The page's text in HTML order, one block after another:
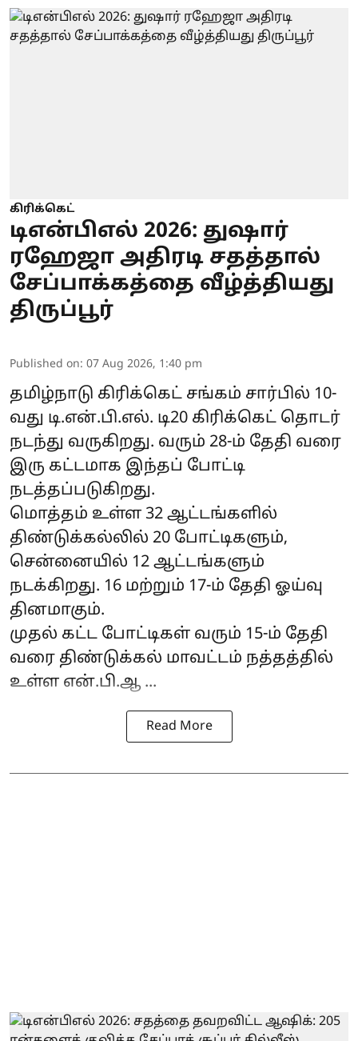
கிரிக்கெட்
டிஎன்பிஎல் 2026: துஷார்
ரஹேஜா அதிரடி சதத்தால்
சேப்பாக்கத்தை வீழ்த்தியது
திருப்பூர்
Published on: 07 Aug 2026, 1:40 pm
தமிழ்நாடு கிரிக்கெட் சங்கம் சார்பில் 10-
வது டி.என்.பி.எல். டி20 கிரிக்கெட் தொடர்
நடந்து வருகிறது. வரும் 28-ம் தேதி வரை
இரு கட்டமாக இந்தப் போட்டி
நடத்தப்படுகிறது.
மொத்தம் உள்ள 32 ஆட்டங்களில்
திண்டுக்கல்லில் 20 போட்டிகளும்,
சென்னையில் 12 ஆட்டங்களும்
நடக்கிறது. 16 மற்றும் 17-ம் தேதி ஓய்வு
தினமாகும்.
முதல் கட்ட போட்டிகள் வரும் 15-ம் தேதி
வரை திண்டுக்கல் மாவட்டம் நத்தத்தில்
உள்ள என்.பி.ஆ ...
Read More